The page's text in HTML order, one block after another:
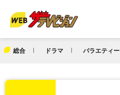
総合 ドラマ バラエティー